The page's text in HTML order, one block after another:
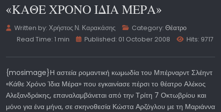
«ΚΑΘΕ ΧΡΟΝΟ ΙΔΙΑ ΜΕΡΑ»
Written by:Χρήστος Ν. Καρακάσης Category:Θέατρο
Read Time: 1 min
Published: 01 October 2008 Hits: 9717
{mosimage}Η αστεία ρομαντική κωμωδία του Μπέρναρντ Σλέηντ
«Κάθε Χρόνο Ίδια Μέρα» που εγκαινίασε πέρσι το θέατρο Αλέκος
Αλεξανδράκης, επαναλαμβάνεται από την Τρίτη 7 Οκτωβρίου και
μόνο για ένα μήνα, σε σκηνοθεσία Κώστα Αρζόγλου με τη Μαριάννα